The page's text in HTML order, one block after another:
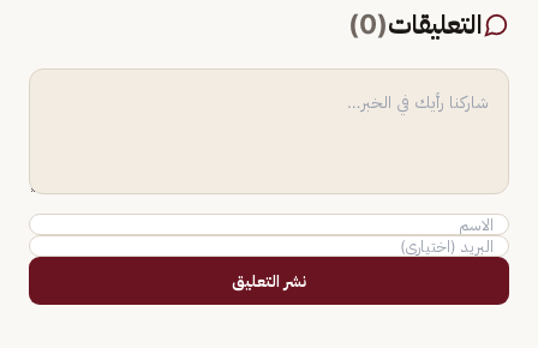
التعليقات(
0
)
نشر التعليق